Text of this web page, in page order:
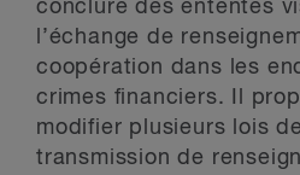
conclure des ententes
l’échange de
coopération dans les
crimes financiers. Il
modifier plusieurs lois
transmission de